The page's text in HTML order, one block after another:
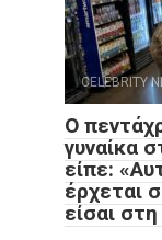
CELEBRITY
Ο
γυναίκα
είπε:
έρχεται
είσαι